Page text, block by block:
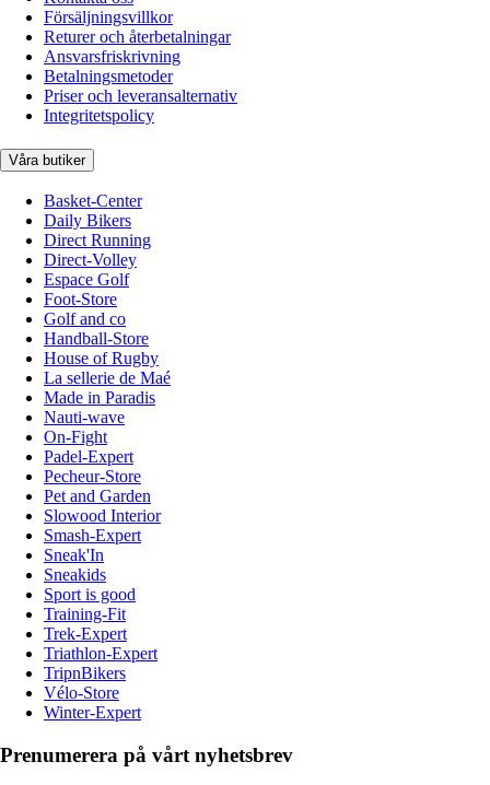
Försäljningsvillkor
Returer och återbetalningar
Ansvarsfriskrivning
Betalningsmetoder
Priser och leveransalternativ
Integritetspolicy
Våra butiker
Basket-Center
Daily Bikers
Direct Running
Direct-Volley
Espace Golf
Foot-Store
Golf and co
Handball-Store
House of Rugby
La sellerie de Maé
Made in Paradis
Nauti-wave
On-Fight
Padel-Expert
Pecheur-Store
Pet and Garden
Slowood Interior
Smash-Expert
Sneak'In
Sneakids
Sport is good
Training-Fit
Trek-Expert
Triathlon-Expert
TripnBikers
Vélo-Store
Winter-Expert
Prenumerera på vårt nyhetsbrev